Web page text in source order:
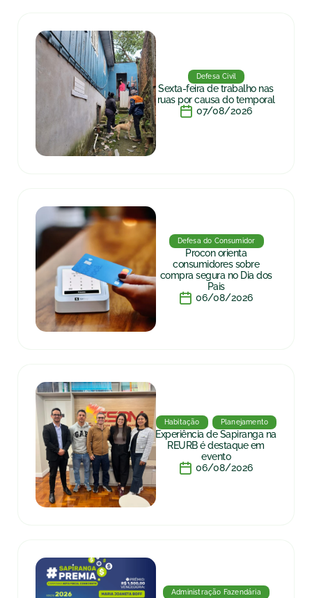
Defesa Civil
Sexta-feira de trabalho nas
ruas por causa do temporal
07/08/2026
Defesa do Consumidor
Procon orienta
consumidores sobre
compra segura no Dia dos
Pais
06/08/2026
Habitação Planejamento
Experiência de Sapiranga na
REURB é destaque em
evento
06/08/2026
Administração Fazendária